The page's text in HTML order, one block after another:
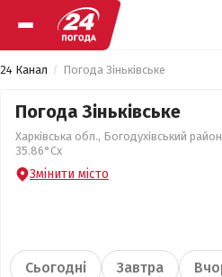
24 Канал Погода Зіньківське
Погода Зіньківське
Харківська обл., Богодухівський
35.86°Сх
Змінити місто
Сьогодні Завтра